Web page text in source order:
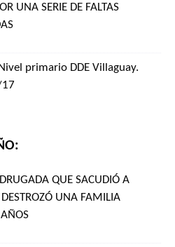
UNA SERIE DE FALTAS
primario DDE Villaguay.
QUE SACUDIÓ A
UNA FAMILIA